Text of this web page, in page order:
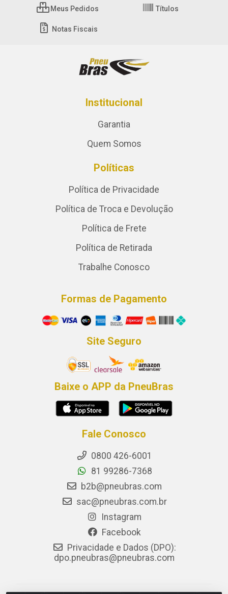
Meus Pedidos Títulos
Notas Fiscais
Institucional
Garantia
Quem Somos
Políticas
Política de Privacidade
Política de Troca e Devolução
Política de Frete
Política de Retirada
Trabalhe Conosco
Formas de Pagamento
Site Seguro
Baixe o APP da PneuBras
Fale Conosco
0800 426-6001
81 99286-7368
b2b@pneubras.com
sac@pneubras.com.br
Instagram
Facebook
Privacidade e Dados (DPO):
dpo.pneubras@pneubras.com